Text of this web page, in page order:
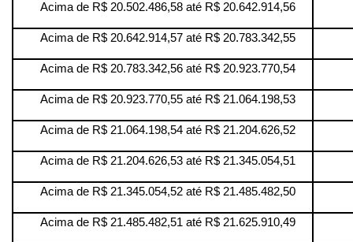
Acima de R$ 20.502.486,58 até R$ 20.642.914,56
Acima de R$ 20.642.914,57 até R$ 20.783.342,55
Acima de R$ 20.783.342,56 até R$ 20.923.770,54
Acima de R$ 20.923.770,55 até R$ 21.064.198,53
Acima de R$ 21.064.198,54 até R$ 21.204.626,52
Acima de R$ 21.204.626,53 até R$ 21.345.054,51
Acima de R$ 21.345.054,52 até R$ 21.485.482,50
Acima de R$ 21.485.482,51 até R$ 21.625.910,49